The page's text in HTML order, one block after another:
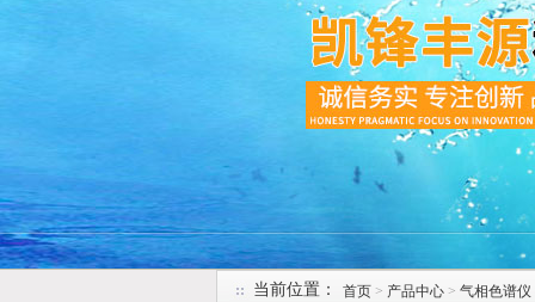
当前位置： 首页 > 产品中心 > 气相色谱仪